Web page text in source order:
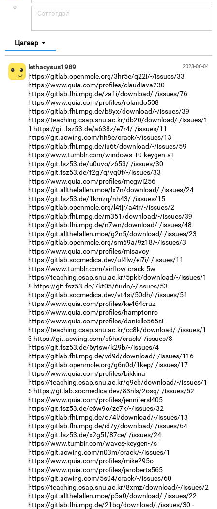
Цагаар
2023-06-04
lethacysus1989
https://gitlab.openmole.org/3hr5e/q22i/-/issues/33
https://www.quia.com/profiles/claudiava230
https://gitlab.fhi.mpg.de/za1i/download/-/issues/76
https://www.quia.com/profiles/rolando508
https://gitlab.fhi.mpg.de/b8yx/download/-/issues/39
https://teaching.csap.snu.ac.kr/db20/download/-/issues/1
1 https://git.fsz53.de/a638z/e7r4/-/issues/11
https://git.acwing.com/hh8e/crack/-/issues/13
https://gitlab.fhi.mpg.de/iu6t/download/-/issues/59
https://www.tumblr.com/windows-10-keygen-a1
https://git.fsz53.de/u0uvo/z653/-/issues/30
https://git.fsz53.de/f2g7q/vq0f/-/issues/33
https://www.quia.com/profiles/megwi256
https://git.allthefallen.moe/lx7n/download/-/issues/24
https://git.fsz53.de/1kmzq/nh43/-/issues/15
https://gitlab.openmole.org/l4tjr/a4tr/-/issues/2
https://gitlab.fhi.mpg.de/m351/download/-/issues/39
https://gitlab.fhi.mpg.de/n7wn/download/-/issues/48
https://git.allthefallen.moe/g2n5/download/-/issues/23
https://gitlab.openmole.org/sm69a/9z18/-/issues/3
https://www.quia.com/profiles/misavoy
https://gitlab.socmedica.dev/ul4lw/ei7i/-/issues/11
https://www.tumblr.com/airflow-crack-5w
https://teaching.csap.snu.ac.kr/5pkk/download/-/issues/1
8 https://git.fsz53.de/7kt05/6udn/-/issues/53
https://gitlab.socmedica.dev/vt4si/50dh/-/issues/51
https://www.quia.com/profiles/ke464cruz
https://www.quia.com/profiles/hamptonro
https://www.quia.com/profiles/danielle565si
https://teaching.csap.snu.ac.kr/cc8k/download/-/issues/1
3 https://git.acwing.com/s6hx/crack/-/issues/8
https://git.fsz53.de/6ytsw/k29b/-/issues/4
https://gitlab.fhi.mpg.de/vd9d/download/-/issues/116
https://gitlab.openmole.org/g6n0d/1kep/-/issues/17
https://www.quia.com/profiles/bikkina
https://teaching.csap.snu.ac.kr/q9eb/download/-/issues/1
5 https://gitlab.socmedica.dev/83nls/2osq/-/issues/52
https://www.quia.com/profiles/jennifersl405
https://git.fsz53.de/e6w9o/ze7k/-/issues/32
https://gitlab.fhi.mpg.de/o74l/download/-/issues/13
https://gitlab.fhi.mpg.de/id7y/download/-/issues/64
https://git.fsz53.de/x2g5f/87ce/-/issues/24
https://www.tumblr.com/waves-keygen-7s
https://git.acwing.com/n03m/crack/-/issues/1
https://www.quia.com/profiles/mike295o
https://www.quia.com/profiles/jaroberts565
https://git.acwing.com/5s04/crack/-/issues/60
https://teaching.csap.snu.ac.kr/8xmz/download/-/issues/2
https://git.allthefallen.moe/p5a0/download/-/issues/22
https://gitlab.fhi.mpg.de/21bq/download/-/issues/30